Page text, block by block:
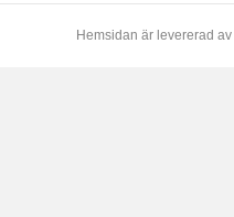
Hemsidan är levererad av